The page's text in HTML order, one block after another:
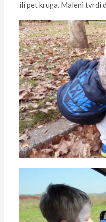
ili pet kruga. Maleni tvrdi